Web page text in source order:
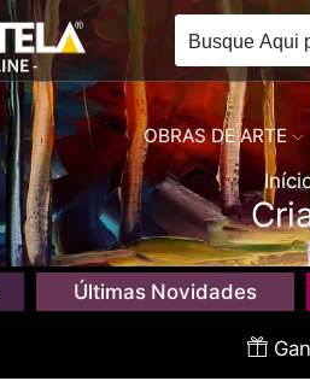
OBRAS DE ARTE
Últimas Novidades